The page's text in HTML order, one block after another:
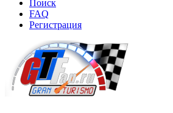
Поиск
FAQ
Регистрация